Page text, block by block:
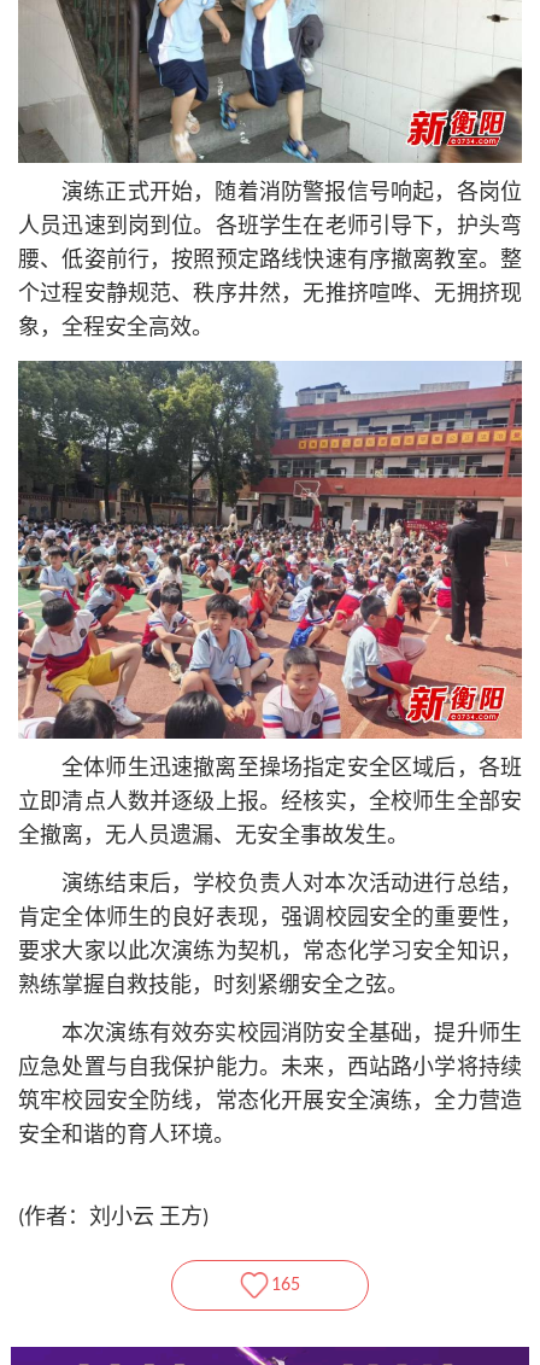
演练正式开始，随着消防警报信号响起，各岗位
人员迅速到岗到位。各班学生在老师引导下，护头弯
腰、低姿前行，按照预定路线快速有序撤离教室。整
个过程安静规范、秩序井然，无推挤喧哗、无拥挤现
象，全程安全高效。
全体师生迅速撤离至操场指定安全区域后，各班
立即清点人数并逐级上报。经核实，全校师生全部安
全撤离，无人员遗漏、无安全事故发生。
演练结束后，学校负责人对本次活动进行总结，
肯定全体师生的良好表现，强调校园安全的重要性，
要求大家以此次演练为契机，常态化学习安全知识，
熟练掌握自救技能，时刻紧绷安全之弦。
本次演练有效夯实校园消防安全基础，提升师生
应急处置与自我保护能力。未来，西站路小学将持续
筑牢校园安全防线，常态化开展安全演练，全力营造
安全和谐的育人环境。
(作者：刘小云 王方)
165